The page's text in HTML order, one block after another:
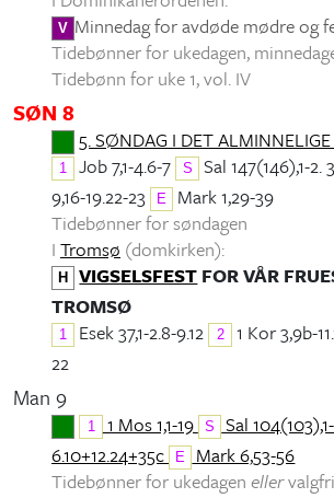
V Minnedag for avdøde mødre og
Tidebønner for ukedagen,
Tidebønn for uke 1, vol. IV
SØN 8
5. SØNDAG I DET ALMINNELIGE
1 Job 7,1-4.6-7 S Sal 147(146),1-2.
9,16-19.22-23
E
Mark 1,29-39
Tidebønner for søndagen
I Tromsø (domkirken):
H VIGSELSFEST FOR VÅR
TROMSØ
1 Esek 37,1-2.8-9.12 2 1 Kor 3,9b-
22
Man 9
1 1 Mos 1,1-19 S
Sal
6.10+12.24+35c
E
Mark 6,53-56
Tidebønner for ukedagen eller